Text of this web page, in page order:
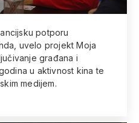
potporu
uvelo projekt Moja
građana i
u aktivnost kina te
medijem.